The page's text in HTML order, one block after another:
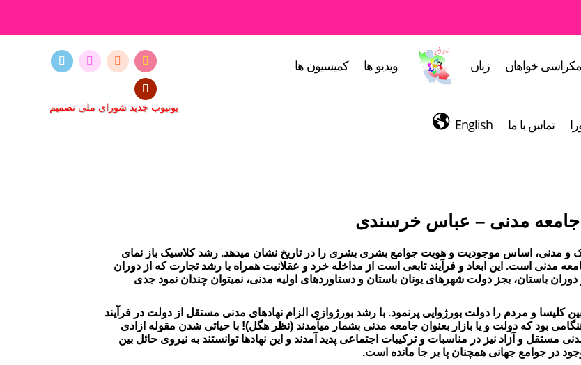
یوتیوب جدید شورای ملی تصمیم
خواهان زنان ویدیو ها کمیسیون ها
تماس با ما English
جامعه مدنی – عباس خرسندی
و مدنی، اساس موجودیت و هویت جوامع بشری بشری را در تاریخ نشان میدهد. رشد کلاسیک باز نمای
مدنی است. این ابعاد و فرآیند تابعی است از مداخله خرد و عقلانیت همراه با رشد تجارت که از دوران
باستان، بجز دولت شهرهای یونان باستان و دستاوردهای اولیه مدنی، نمیتوان چندان نمود جدی
کلیسا و مردم را دولت بورژوایی پرنمود. با رشد بورژوازی الزام نهادهای مدنی مستقل از دولت در فرآیند
بود که دولت و یا بازار بعنوان جامعه مدنی بشمار میآمدند (نظر هگل)! با حیاتی شدن مقوله ازادی
و آزاد نیز در مناسبات و ترکیبات اجتماعی پدید آمدند و این نهادها توانستند به نیروی حائل بین
در جوامع جهانی همچنان پا بر جا مانده است.